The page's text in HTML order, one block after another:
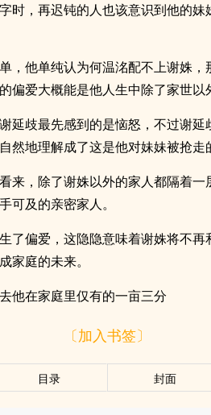
时，再迟钝的人也该意识到他的
，他单纯认为何温洺配不上谢姝
偏爱大概能是他人生中除了家世以
延歧最先感到的是恼怒，不过谢
然地理解成了这是他对妹妹被抢走
来，除了谢姝以外的家人都隔着
可及的亲密家人。
了偏爱，这隐隐意味着谢姝将不
家庭的未来。
他在家庭里仅有的一亩三分
〔加入书签〕
目录 封面